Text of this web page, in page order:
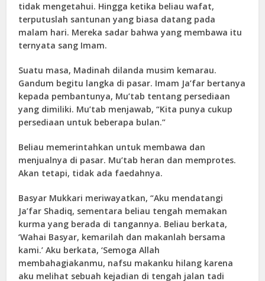
tidak mengetahui. Hingga ketika beliau wafat,
terputuslah santunan yang biasa datang pada
malam hari. Mereka sadar bahwa yang membawa itu
ternyata sang Imam.
Suatu masa, Madinah dilanda musim kemarau.
Gandum begitu langka di pasar. Imam Ja’far bertanya
kepada pembantunya, Mu’tab tentang persediaan
yang dimiliki. Mu’tab menjawab, “Kita punya cukup
persediaan untuk beberapa bulan.”
Beliau memerintahkan untuk membawa dan
menjualnya di pasar. Mu’tab heran dan memprotes.
Akan tetapi, tidak ada faedahnya.
Basyar Mukkari meriwayatkan, “Aku mendatangi
Ja’far Shadiq, sementara beliau tengah memakan
kurma yang berada di tangannya. Beliau berkata,
‘Wahai Basyar, kemarilah dan makanlah bersama
kami.’ Aku berkata, ‘Semoga Allah
membahagiakanmu, nafsu makanku hilang karena
aku melihat sebuah kejadian di tengah jalan tadi